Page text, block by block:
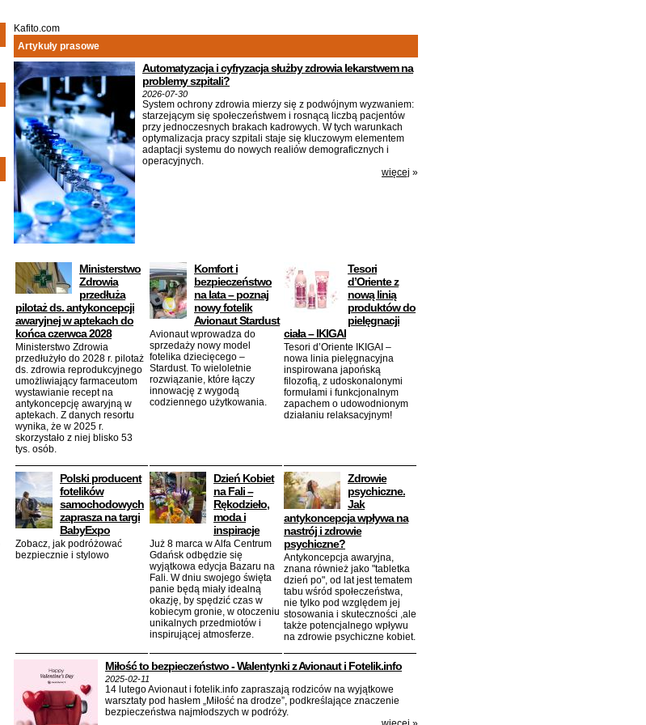
Kafito.com
Artykuły prasowe
Automatyzacja i cyfryzacja służby zdrowia lekarstwem na
problemy szpitali?
2026-07-30
System ochrony zdrowia mierzy się z podwójnym wyzwaniem:
starzejącym się społeczeństwem i rosnącą liczbą pacjentów
przy jednoczesnych brakach kadrowych. W tych warunkach
optymalizacja pracy szpitali staje się kluczowym elementem
adaptacji systemu do nowych realiów demograficznych i
operacyjnych.
więcej »
Ministerstwo
Zdrowia
przedłuża
pilotaż ds. antykoncepcji
awaryjnej w aptekach do
końca czerwca 2028
Ministerstwo Zdrowia
przedłużyło do 2028 r. pilotaż
ds. zdrowia reprodukcyjnego
umożliwiający farmaceutom
wystawianie recept na
antykoncepcję awaryjną w
aptekach. Z danych resortu
wynika, że w 2025 r.
skorzystało z niej blisko 53
tys. osób.
Komfort i
bezpieczeństwo
na lata – poznaj
nowy fotelik
Avionaut Stardust
Avionaut wprowadza do
sprzedaży nowy model
fotelika dziecięcego –
Stardust. To wieloletnie
rozwiązanie, które łączy
innowację z wygodą
codziennego użytkowania.
Tesori
d’Oriente z
nową linią
produktów do
pielęgnacji
ciała – IKIGAI
Tesori d’Oriente IKIGAI –
nowa linia pielęgnacyjna
inspirowana japońską
filozofią, z udoskonalonymi
formułami i funkcjonalnym
zapachem o udowodnionym
działaniu relaksacyjnym!
Polski producent
fotelików
samochodowych
zaprasza na targi
BabyExpo
Zobacz, jak podróżować
bezpiecznie i stylowo
Dzień Kobiet
na Fali –
Rękodzieło,
moda i
inspiracje
Już 8 marca w Alfa Centrum
Gdańsk odbędzie się
wyjątkowa edycja Bazaru na
Fali. W dniu swojego święta
panie będą miały idealną
okazję, by spędzić czas w
kobiecym gronie, w otoczeniu
unikalnych przedmiotów i
inspirującej atmosferze.
Zdrowie
psychiczne.
Jak
antykoncepcja wpływa na
nastrój i zdrowie
psychiczne?
Antykoncepcja awaryjna,
znana również jako "tabletka
dzień po", od lat jest tematem
tabu wśród społeczeństwa,
nie tylko pod względem jej
stosowania i skuteczności ,ale
także potencjalnego wpływu
na zdrowie psychiczne kobiet.
Miłość to bezpieczeństwo - Walentynki z Avionaut i Fotelik.info
2025-02-11
14 lutego Avionaut i fotelik.info zapraszają rodziców na wyjątkowe
warsztaty pod hasłem „Miłość na drodze”, podkreślające znaczenie
bezpieczeństwa najmłodszych w podróży.